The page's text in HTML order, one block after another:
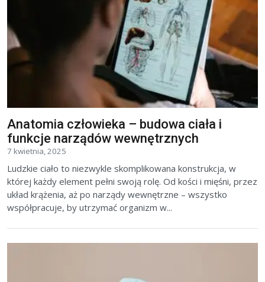
Anatomia człowieka – budowa ciała i
funkcje narządów wewnętrznych
7 kwietnia, 2025
Ludzkie ciało to niezwykle skomplikowana konstrukcja, w
której każdy element pełni swoją rolę. Od kości i mięśni, przez
układ krążenia, aż po narządy wewnętrzne – wszystko
współpracuje, by utrzymać organizm w...